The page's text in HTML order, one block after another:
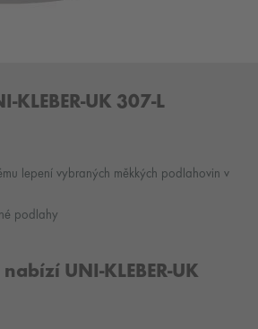
KLEBER-UK 307-L
lepení vybraných měkkých podlahovin v
podlahy
UNI-KLEBER-UK